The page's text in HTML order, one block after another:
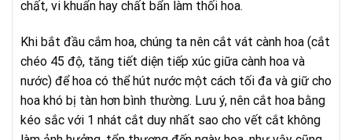
chất, vi khuẩn hay chất bẩn làm thối hoa.
Khi bắt đầu cắm hoa, chúng ta nên cắt vát cành hoa (cắt
chéo 45 độ, tăng tiết diện tiếp xúc giữa cành hoa và
nước) để hoa có thể hút nước một cách tối đa và giữ cho
hoa khó bị tàn hơn bình thường. Lưu ý, nên cắt hoa bằng
kéo sắc với 1 nhát cắt duy nhất sao cho vết cắt không